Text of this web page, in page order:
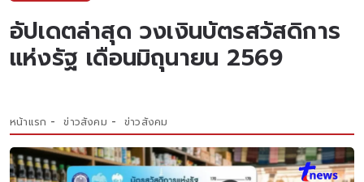
อัปเดตล่าสุด วงเงินบัตรสวัสดิการ
แห่งรัฐ เดือนมิถุนายน 2569
หน้าแรก ข่าวสังคม ข่าวสังคม